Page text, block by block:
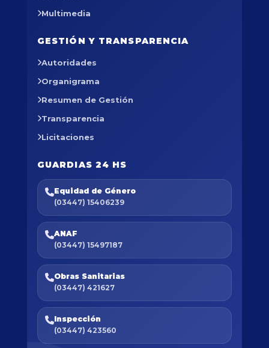
Multimedia
GESTIÓN Y TRANSPARENCIA
Autoridades
Organigrama
Resumen de Gestión
Transparencia
Licitaciones
GUARDIAS 24 HS
Equidad de Género
(03447) 15406239
ANAF
(03447) 15497187
Obras Sanitarias
(03447) 421627
Inspección
(03447) 423560